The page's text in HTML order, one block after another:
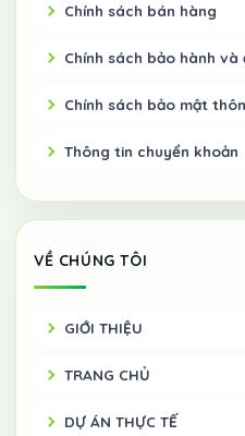
Chính sách bán hàng
Chính sách bảo hành và
Chính sách bảo mật
Thông tin chuyển khoản
VỀ CHÚNG TÔI
GIỚI THIỆU
TRANG CHỦ
DỰ ÁN THỰC TẾ